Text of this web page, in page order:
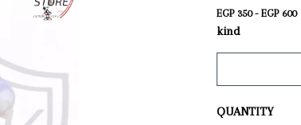
EGP 350 - EGP 600
kind
QUANTITY